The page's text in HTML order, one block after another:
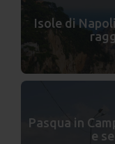
Isole di
Pasqua in
e